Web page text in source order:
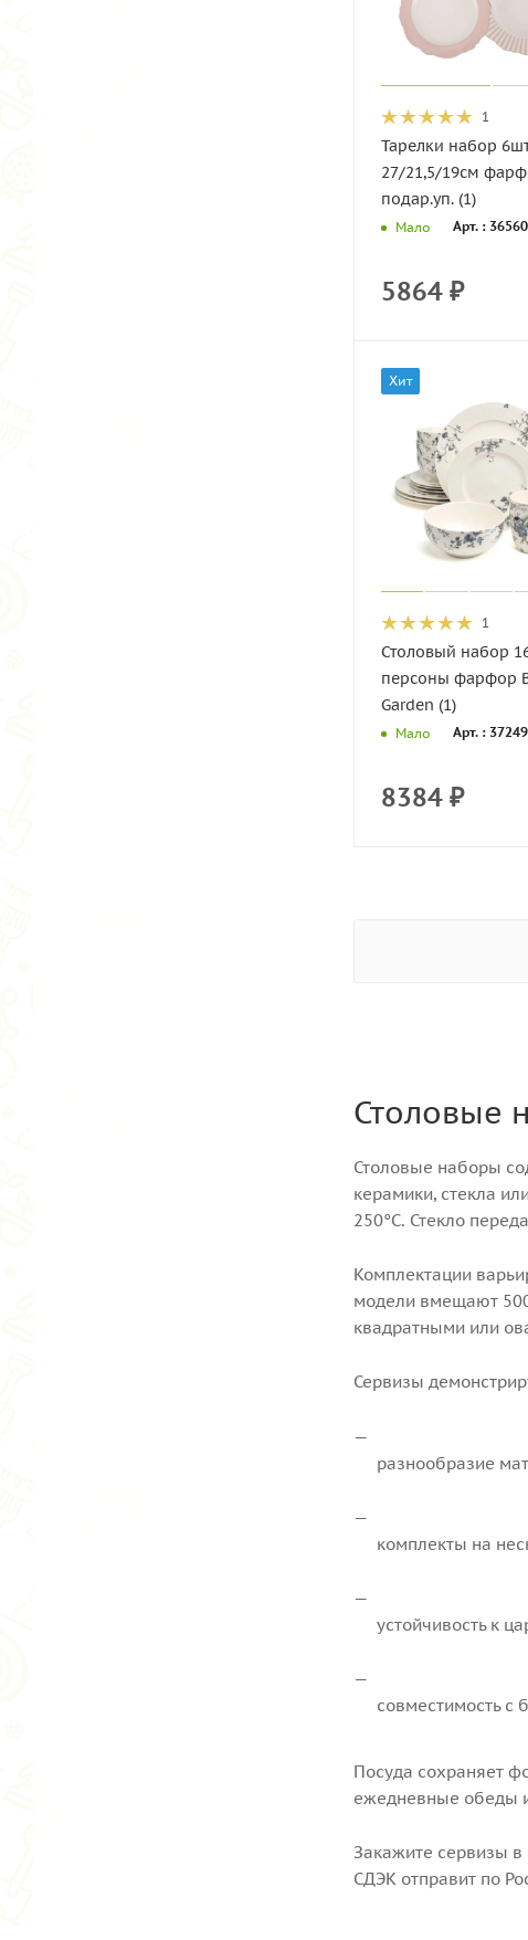
1
Тарелки набор
27/21,5/19см
подар.уп. (1)
Мало Арт. :
5864 ₽
Хит
1
Столовый набор
персоны фарфор
Garden (1)
Мало Арт. :
8384 ₽
Столовые
Столовые наборы
керамики, стекла
250°C. Стекло
Комплектации
модели вмещают
квадратными или
Сервизы
разнообразие
комплекты на
устойчивость к
совместимость с
Посуда сохраняет
ежедневные обеды
Закажите сервизы в
СДЭК отправит по